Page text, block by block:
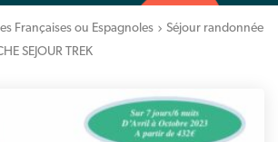
Françaises ou Espagnoles
Séjour randonnée
SEJOUR TREK